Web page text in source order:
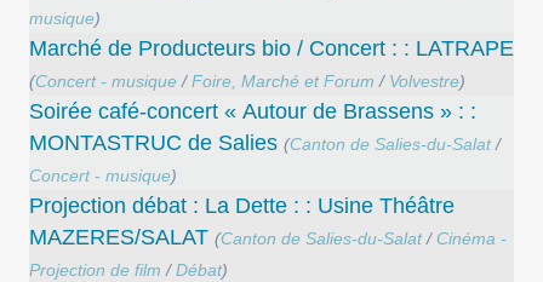
musique)
Marché de Producteurs bio / Concert : : LATRAPE
(Concert - musique/Foire, Marché et Forum / Volvestre)
Soirée café-concert « Autour de Brassens » : :
MONTASTRUC de Salies (Canton de Salies-du-Salat/
Concert - musique)
Projection débat : La Dette : : Usine Théâtre
MAZERES/SALAT (Canton de Salies-du-Salat/ Cinéma -
Projection de film /Débat)